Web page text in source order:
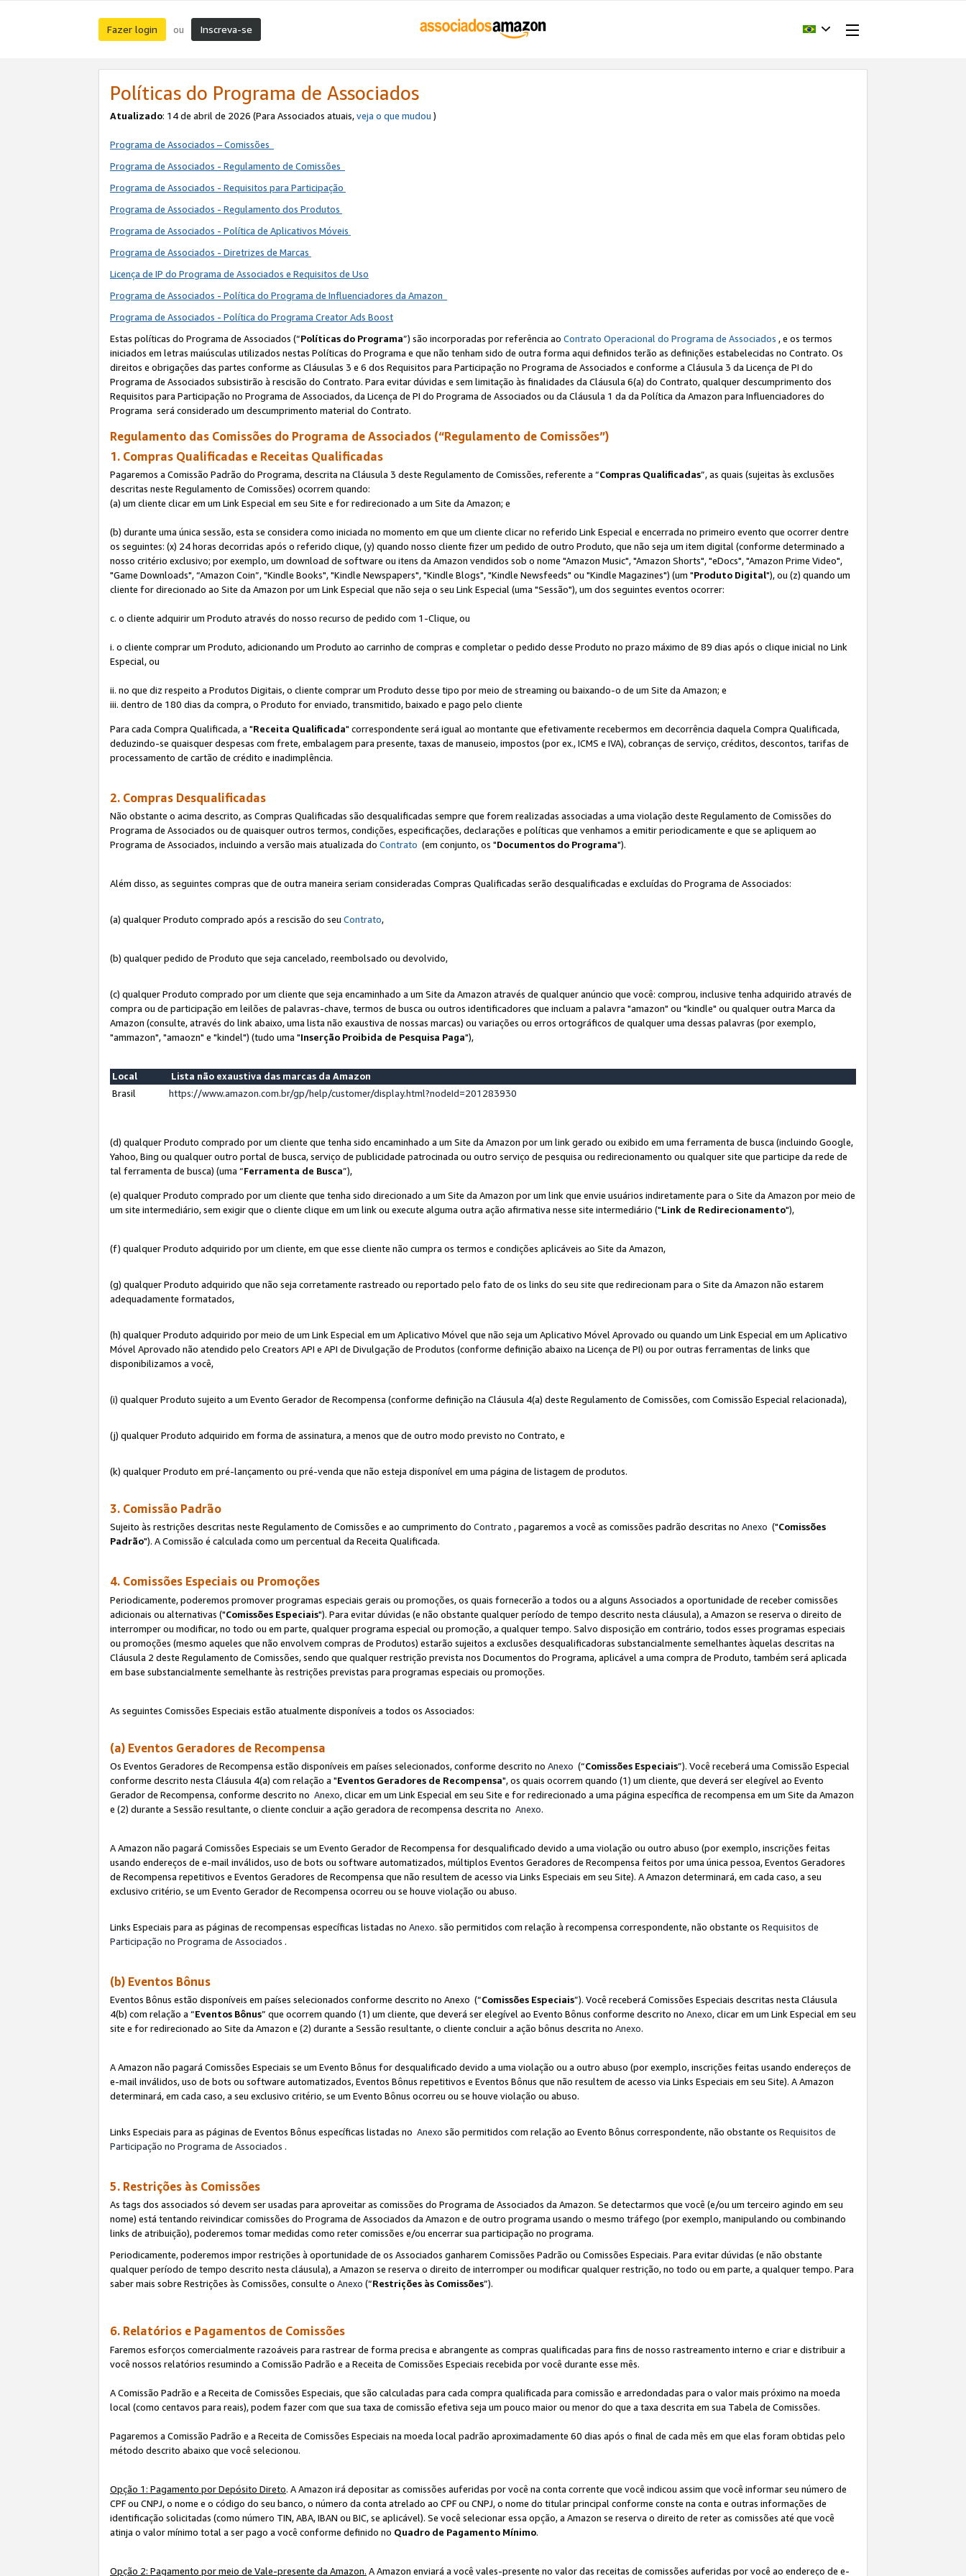
Fazer login ou Inscreva-se
Políticas do Programa de Associados
Atualizado: 14 de abril de 2026 (Para Associados atuais,veja o que mudou )
Programa de Associados – Comissões
Programa de Associados - Regulamento de Comissões
Programa de Associados - Requisitos para Participação
Programa de Associados - Regulamento dos Produtos
Programa de Associados - Política de Aplicativos Móveis
Programa de Associados - Diretrizes de Marcas
Licença de IP do Programa de Associados e Requisitos de Uso
Programa de Associados - Política do Programa de Influenciadores da Amazon
Programa de Associados - Política do Programa Creator Ads Boost
Estas políticas do Programa de Associados (“Políticas do Programa”) são incorporadas por referência ao Contrato Operacional do Programa de Associados , e os termos
iniciados em letras maiúsculas utilizados nestas Políticas do Programa e que não tenham sido de outra forma aqui definidos terão as definições estabelecidas no Contrato. Os
direitos e obrigações das partes conforme as Cláusulas 3 e 6 dos Requisitos para Participação no Programa de Associados e conforme a Cláusula 3 da Licença de PI do
Programa de Associados subsistirão à rescisão do Contrato. Para evitar dúvidas e sem limitação às finalidades da Cláusula 6(a) do Contrato, qualquer descumprimento dos
Requisitos para Participação no Programa de Associados, da Licença de PI do Programa de Associados ou da Cláusula 1 da da Política da Amazon para Influenciadores do
Programa será considerado um descumprimento material do Contrato.
Regulamento das Comissões do Programa de Associados (“Regulamento de Comissões”)
1. Compras Qualificadas e Receitas Qualificadas
Pagaremos a Comissão Padrão do Programa, descrita na Cláusula 3 deste Regulamento de Comissões, referente a “Compras Qualificadas”, as quais (sujeitas às exclusões
descritas neste Regulamento de Comissões) ocorrem quando:
(a) um cliente clicar em um Link Especial em seu Site e for redirecionado a um Site da Amazon; e
(b) durante uma única sessão, esta se considera como iniciada no momento em que um cliente clicar no referido Link Especial e encerrada no primeiro evento que ocorrer dentre
os seguintes: (x) 24 horas decorridas após o referido clique, (y) quando nosso cliente fizer um pedido de outro Produto, que não seja um item digital (conforme determinado a
nosso critério exclusivo; por exemplo, um download de software ou itens da Amazon vendidos sob o nome "Amazon Music", "Amazon Shorts", "eDocs", "Amazon Prime Video",
"Game Downloads", “Amazon Coin”, "Kindle Books", "Kindle Newspapers", "Kindle Blogs", "Kindle Newsfeeds" ou "Kindle Magazines") (um "Produto Digital"), ou (z) quando um
cliente for direcionado ao Site da Amazon por um Link Especial que não seja o seu Link Especial (uma "Sessão"), um dos seguintes eventos ocorrer:
c. o cliente adquirir um Produto através do nosso recurso de pedido com 1-Clique, ou
i. o cliente comprar um Produto, adicionando um Produto ao carrinho de compras e completar o pedido desse Produto no prazo máximo de 89 dias após o clique inicial no Link
Especial, ou
ii. no que diz respeito a Produtos Digitais, o cliente comprar um Produto desse tipo por meio de streaming ou baixando-o de um Site da Amazon; e
iii. dentro de 180 dias da compra, o Produto for enviado, transmitido, baixado e pago pelo cliente
Para cada Compra Qualificada, a "Receita Qualificada" correspondente será igual ao montante que efetivamente recebermos em decorrência daquela Compra Qualificada,
deduzindo-se quaisquer despesas com frete, embalagem para presente, taxas de manuseio, impostos (por ex., ICMS e IVA), cobranças de serviço, créditos, descontos, tarifas de
processamento de cartão de crédito e inadimplência.
2. Compras Desqualificadas
Não obstante o acima descrito, as Compras Qualificadas são desqualificadas sempre que forem realizadas associadas a uma violação deste Regulamento de Comissões do
Programa de Associados ou de quaisquer outros termos, condições, especificações, declarações e políticas que venhamos a emitir periodicamente e que se apliquem ao
Programa de Associados, incluindo a versão mais atualizada do Contrato (em conjunto, os "Documentos do Programa").
Além disso, as seguintes compras que de outra maneira seriam consideradas Compras Qualificadas serão desqualificadas e excluídas do Programa de Associados:
(a) qualquer Produto comprado após a rescisão do seu Contrato,
(b) qualquer pedido de Produto que seja cancelado, reembolsado ou devolvido,
(c) qualquer Produto comprado por um cliente que seja encaminhado a um Site da Amazon através de qualquer anúncio que você: comprou, inclusive tenha adquirido através de
compra ou de participação em leilões de palavras-chave, termos de busca ou outros identificadores que incluam a palavra "amazon" ou "kindle" ou qualquer outra Marca da
Amazon (consulte, através do link abaixo, uma lista não exaustiva de nossas marcas) ou variações ou erros ortográficos de qualquer uma dessas palavras (por exemplo,
"ammazon", "amaozn" e "kindel") (tudo uma "Inserção Proibida de Pesquisa Paga"),
Local
Lista não exaustiva das marcas da Amazon
Brasil
https://www.amazon.com.br/gp/help/customer/display.html?nodeId=201283930
(d) qualquer Produto comprado por um cliente que tenha sido encaminhado a um Site da Amazon por um link gerado ou exibido em uma ferramenta de busca (incluindo Google,
Yahoo, Bing ou qualquer outro portal de busca, serviço de publicidade patrocinada ou outro serviço de pesquisa ou redirecionamento ou qualquer site que participe da rede de
tal ferramenta de busca) (uma “Ferramenta de Busca”),
(e) qualquer Produto comprado por um cliente que tenha sido direcionado a um Site da Amazon por um link que envie usuários indiretamente para o Site da Amazon por meio de
um site intermediário, sem exigir que o cliente clique em um link ou execute alguma outra ação afirmativa nesse site intermediário ("Link de Redirecionamento"),
(f) qualquer Produto adquirido por um cliente, em que esse cliente não cumpra os termos e condições aplicáveis ao Site da Amazon,
(g) qualquer Produto adquirido que não seja corretamente rastreado ou reportado pelo fato de os links do seu site que redirecionam para o Site da Amazon não estarem
adequadamente formatados,
(h) qualquer Produto adquirido por meio de um Link Especial em um Aplicativo Móvel que não seja um Aplicativo Móvel Aprovado ou quando um Link Especial em um Aplicativo
Móvel Aprovado não atendido pelo Creators API e API de Divulgação de Produtos (conforme definição abaixo na Licença de PI) ou por outras ferramentas de links que
disponibilizamos a você,
(i) qualquer Produto sujeito a um Evento Gerador de Recompensa (conforme definição na Cláusula 4(a) deste Regulamento de Comissões, com Comissão Especial relacionada),
(j) qualquer Produto adquirido em forma de assinatura, a menos que de outro modo previsto no Contrato, e
(k) qualquer Produto em pré-lançamento ou pré-venda que não esteja disponível em uma página de listagem de produtos.
3. Comissão Padrão
Sujeito às restrições descritas neste Regulamento de Comissões e ao cumprimento do Contrato , pagaremos a você as comissões padrão descritas no Anexo ("Comissões
Padrão"). A Comissão é calculada como um percentual da Receita Qualificada.
4. Comissões Especiais ou Promoções
Periodicamente, poderemos promover programas especiais gerais ou promoções, os quais fornecerão a todos ou a alguns Associados a oportunidade de receber comissões
adicionais ou alternativas ("Comissões Especiais"). Para evitar dúvidas (e não obstante qualquer período de tempo descrito nesta cláusula), a Amazon se reserva o direito de
interromper ou modificar, no todo ou em parte, qualquer programa especial ou promoção, a qualquer tempo. Salvo disposição em contrário, todos esses programas especiais
ou promoções (mesmo aqueles que não envolvem compras de Produtos) estarão sujeitos a exclusões desqualificadoras substancialmente semelhantes àquelas descritas na
Cláusula 2 deste Regulamento de Comissões, sendo que qualquer restrição prevista nos Documentos do Programa, aplicável a uma compra de Produto, também será aplicada
em base substancialmente semelhante às restrições previstas para programas especiais ou promoções.
As seguintes Comissões Especiais estão atualmente disponíveis a todos os Associados:
(a) Eventos Geradores de Recompensa
Os Eventos Geradores de Recompensa estão disponíveis em países selecionados, conforme descrito no Anexo (“Comissões Especiais”). Você receberá uma Comissão Especial
conforme descrito nesta Cláusula 4(a) com relação a "Eventos Geradores de Recompensa", os quais ocorrem quando (1) um cliente, que deverá ser elegível ao Evento
Gerador de Recompensa, conforme descrito no Anexo, clicar em um Link Especial em seu Site e for redirecionado a uma página específica de recompensa em um Site da Amazon
e (2) durante a Sessão resultante, o cliente concluir a ação geradora de recompensa descrita no Anexo.
A Amazon não pagará Comissões Especiais se um Evento Gerador de Recompensa for desqualificado devido a uma violação ou outro abuso (por exemplo, inscrições feitas
usando endereços de e-mail inválidos, uso de bots ou software automatizados, múltiplos Eventos Geradores de Recompensa feitos por uma única pessoa, Eventos Geradores
de Recompensa repetitivos e Eventos Geradores de Recompensa que não resultem de acesso via Links Especiais em seu Site). A Amazon determinará, em cada caso, a seu
exclusivo critério, se um Evento Gerador de Recompensa ocorreu ou se houve violação ou abuso.
Links Especiais para as páginas de recompensas específicas listadas no Anexo. são permitidos com relação à recompensa correspondente, não obstante os Requisitos de
Participação no Programa de Associados .
(b) Eventos Bônus
Eventos Bônus estão disponíveis em países selecionados conforme descrito no Anexo (“Comissões Especiais”). Você receberá Comissões Especiais descritas nesta Cláusula
4(b) com relação a “Eventos Bônus” que ocorrem quando (1) um cliente, que deverá ser elegível ao Evento Bônus conforme descrito no Anexo, clicar em um Link Especial em seu
site e for redirecionado ao Site da Amazon e (2) durante a Sessão resultante, o cliente concluir a ação bônus descrita no Anexo.
A Amazon não pagará Comissões Especiais se um Evento Bônus for desqualificado devido a uma violação ou a outro abuso (por exemplo, inscrições feitas usando endereços de
e-mail inválidos, uso de bots ou software automatizados, Eventos Bônus repetitivos e Eventos Bônus que não resultem de acesso via Links Especiais em seu Site). A Amazon
determinará, em cada caso, a seu exclusivo critério, se um Evento Bônus ocorreu ou se houve violação ou abuso.
Links Especiais para as páginas de Eventos Bônus específicas listadas no Anexo são permitidos com relação ao Evento Bônus correspondente, não obstante os Requisitos de
Participação no Programa de Associados .
5. Restrições às Comissões
As tags dos associados só devem ser usadas para aproveitar as comissões do Programa de Associados da Amazon. Se detectarmos que você (e/ou um terceiro agindo em seu
nome) está tentando reivindicar comissões do Programa de Associados da Amazon e de outro programa usando o mesmo tráfego (por exemplo, manipulando ou combinando
links de atribuição), poderemos tomar medidas como reter comissões e/ou encerrar sua participação no programa.
Periodicamente, poderemos impor restrições à oportunidade de os Associados ganharem Comissões Padrão ou Comissões Especiais. Para evitar dúvidas (e não obstante
qualquer período de tempo descrito nesta cláusula), a Amazon se reserva o direito de interromper ou modificar qualquer restrição, no todo ou em parte, a qualquer tempo. Para
saber mais sobre Restrições às Comissões, consulte o Anexo (“Restrições às Comissões”).
6. Relatórios e Pagamentos de Comissões
Faremos esforços comercialmente razoáveis para rastrear de forma precisa e abrangente as compras qualificadas para fins de nosso rastreamento interno e criar e distribuir a
você nossos relatórios resumindo a Comissão Padrão e a Receita de Comissões Especiais recebida por você durante esse mês.
A Comissão Padrão e a Receita de Comissões Especiais, que são calculadas para cada compra qualificada para comissão e arredondadas para o valor mais próximo na moeda
local (como centavos para reais), podem fazer com que sua taxa de comissão efetiva seja um pouco maior ou menor do que a taxa descrita em sua Tabela de Comissões.
Pagaremos a Comissão Padrão e a Receita de Comissões Especiais na moeda local padrão aproximadamente 60 dias após o final de cada mês em que elas foram obtidas pelo
método descrito abaixo que você selecionou.
Opção 1: Pagamento por Depósito Direto. A Amazon irá depositar as comissões auferidas por você na conta corrente que você indicou assim que você informar seu número de
CPF ou CNPJ, o nome e o código do seu banco, o número da conta atrelado ao CPF ou CNPJ, o nome do titular principal conforme conste na conta e outras informações de
identificação solicitadas (como número TIN, ABA, IBAN ou BIC, se aplicável). Se você selecionar essa opção, a Amazon se reserva o direito de reter as comissões até que você
atinja o valor mínimo total a ser pago a você conforme definido no Quadro de Pagamento Mínimo.
Opção 2: Pagamento por meio de Vale-presente da Amazon. A Amazon enviará a você vales-presente no valor das receitas de comissões auferidas por você ao endereço de e-